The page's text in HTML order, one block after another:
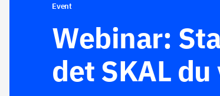
Event
Webinar:
det SKAL